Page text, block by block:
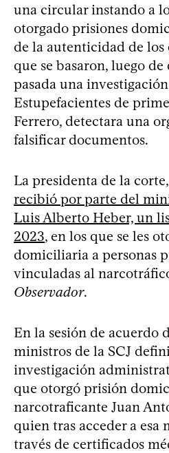
una circular instando a
otorgado prisiones
de la autenticidad de los
que se basaron, luego
pasada una
Estupefacientes de
Ferrero, detectara una
falsificar documentos.
La presidenta de la corte,
recibió por parte del
Luis Alberto Heber, un
2023, en los que se les
domiciliaria a personas
vinculadas al
Observador.
En la sesión de acuerdo
ministros de la SCJ
investigación
que otorgó prisión
narcotraficante Juan
quien tras acceder a esa
través de certificados